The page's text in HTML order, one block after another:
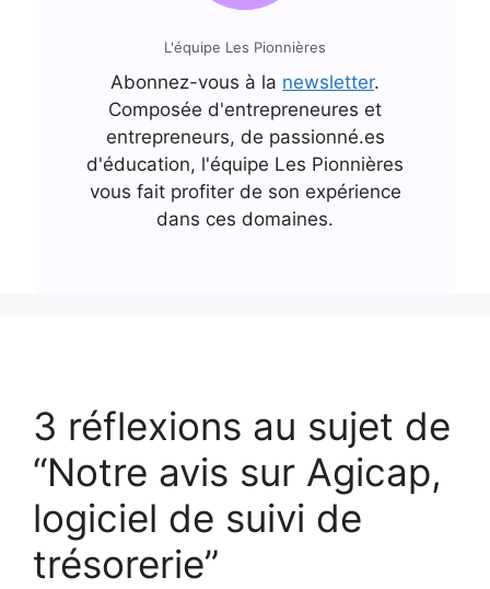
L'équipe Les Pionnières
Abonnez-vous à la newsletter.
Composée d'entrepreneures et
entrepreneurs, de passionné.es
d'éducation, l'équipe Les Pionnières
vous fait profiter de son expérience
dans ces domaines.
3 réflexions au sujet de
“Notre avis sur Agicap,
logiciel de suivi de
trésorerie”